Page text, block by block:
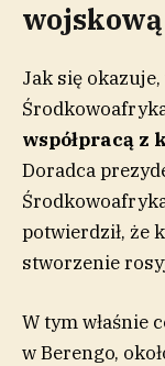
wojskową
Jak się
współpracą z
Doradca
potwierdził, że
stworzenie
W tym właśnie
w Berengo,